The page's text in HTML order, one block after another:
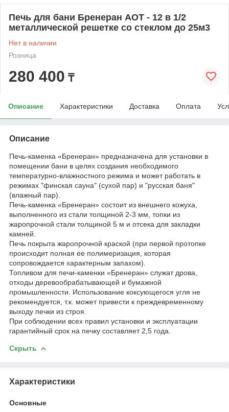
Печь для бани Бренеран АОТ - 12 в 1/2
металлической решетке со стеклом до 25м3
Нет в наличии
Розница
280 400 ₸
Описание Характеристики Доставка Оплата
Описание
Печь-каменка «Бренеран» предназначена для установки в
помещении бани в целях создания необходимого
температурно-влажностного режима и может работать в
режимах "финская сауна" (сухой пар) и "русская баня"
(влажный пар).
Печь-каменка «Бренеран» состоит из внешнего кожуха,
выполненного из стали толщиной 2-3 мм, топки из
жаропрочной стали толщиной 5 м и отсека для закладки
камней.
Печь покрыта жаропрочной краской (при первой протопке
происходит полная ее полимеризация, которая
сопровождается характерным запахом).
Топливом для печи-каменки «Бренеран» служат дрова,
отходы деревообрабатывающей и бумажной
промышленности. Использование коксующегося угля не
рекомендуется, т.к. может привести к преждевременному
выходу печки из строя.
При соблюдении всех правил установки и эксплуатации
гарантийный срок на печку составляет 2,5 года.
Скрыть
Характеристики
Основные